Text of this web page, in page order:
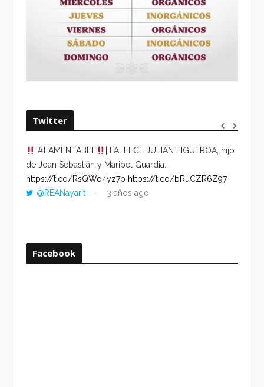
Twitter
#LAMENTABLE
| FALLECE JULIÁN FIGUEROA, hijo
de Joan Sebastián y Maribel Guardia.
https://t.co/RsQWo4yz7p https://t.co/bRuCZR6Z97
@REANayarit
3 años ago
Facebook